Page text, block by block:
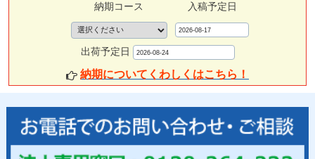
納期コース 入稿予定日
出荷予定日
納期についてくわしくはこちら！